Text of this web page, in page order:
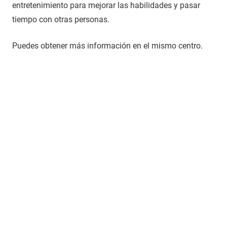
entretenimiento para mejorar las habilidades y pasar
tiempo con otras personas.
Puedes obtener más información en el mismo centro.